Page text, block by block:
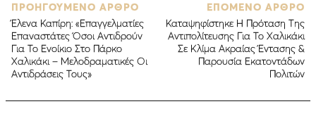
ΠΡΟΗΓΟΥΜΕΝΟ ΑΡΘΡΟ
Έλενα Καπίρη: «Επαγγελματίες
Επαναστάτες Όσοι Αντιδρούν
Για Το Ενοίκιο Στο Πάρκο
Χαλικάκι – Mελοδραματικές Οι
Αντιδράσεις Τους»
ΕΠΟΜΕΝΟ ΑΡΘΡΟ
Καταψηφίστηκε Η Πρόταση Της
Αντιπολίτευσης Για Το Χαλικάκι
Σε Κλίμα Ακραίας Έντασης &
Παρουσία Εκατοντάδων
Πολιτών